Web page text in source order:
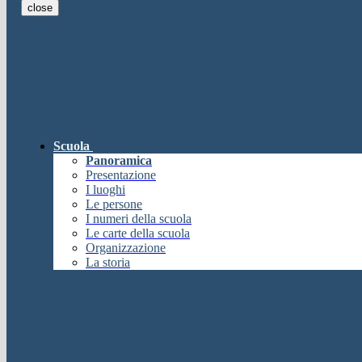
Chiudi
Informazione
Attendere...
Attendere il completamento dell'operazione...
close
Scuola
Panoramica
Presentazione
I luoghi
Le persone
I numeri della scuola
Le carte della scuola
Organizzazione
La storia